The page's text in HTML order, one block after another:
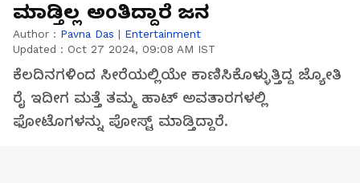
ಮಾಡ್ತಿಲ್ಲ ಅಂತಿದ್ದಾರೆ ಜನ
Author : Pavna Das | Entertainment
Updated : Oct 27 2024, 09:08 AM IST
ಕೆಲದಿನಗಳಿಂದ ಸೀರೆಯಲ್ಲಿಯೇ ಕಾಣಿಸಿಕೊಳ್ಳುತ್ತಿದ್ದ ಜ್ಯೋತಿ
ರೈ ಇದೀಗ ಮತ್ತೆ ತಮ್ಮ ಹಾಟ್ ಅವತಾರಗಳಲ್ಲಿ
ಫೋಟೊಗಳನ್ನು ಪೋಸ್ಟ್ ಮಾಡ್ತಿದ್ದಾರೆ.